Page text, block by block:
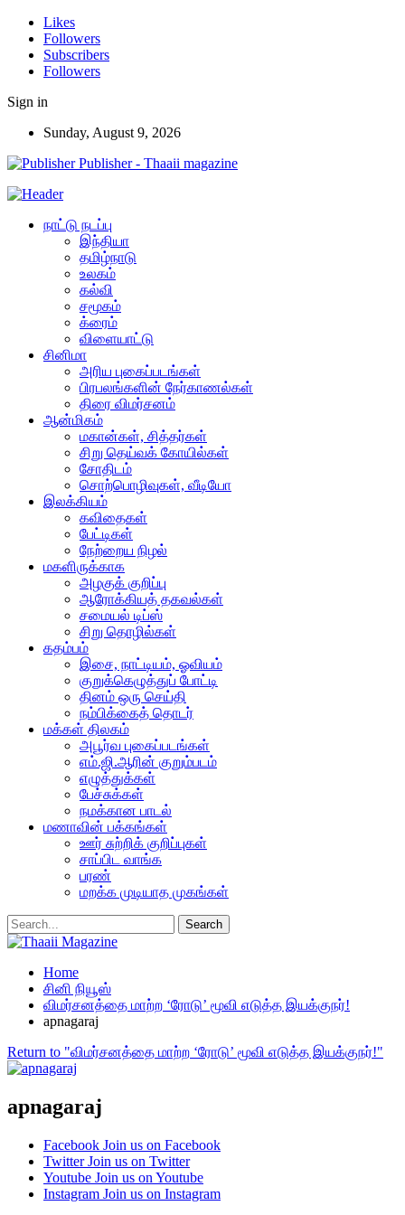
Likes
Followers
Subscribers
Followers
Sign in
Sunday, August 9, 2026
Publisher - Thaaii magazine
நாட்டு நடப்பு
இந்தியா
தமிழ்நாடு
உலகம்
கல்வி
சமூகம்
க்ரைம்
விளையாட்டு
சினிமா
அரிய புகைப்படங்கள்
பிரபலங்களின் நேர்காணல்கள்
திரை விமர்சனம்
ஆன்மிகம்
மகான்கள், சித்தர்கள்
சிறு தெய்வக் கோயில்கள்
சோதிடம்
சொற்பொழிவுகள், வீடியோ
இலக்கியம்
கவிதைகள்
பேட்டிகள்
நேற்றைய நிழல்
மகளிருக்காக
அழகுக் குறிப்பு
ஆரோக்கியத் தகவல்கள்
சமையல் டிப்ஸ்
சிறு தொழில்கள்
கதம்பம்
இசை, நாட்டியம், ஓவியம்
குறுக்கெழுத்துப் போட்டி
தினம் ஒரு செய்தி
நம்பிக்கைத் தொடர்
மக்கள் திலகம்
அபூர்வ புகைப்படங்கள்
எம்.ஜி.ஆரின் குறும்படம்
எழுத்துக்கள்
பேச்சுக்கள்
நமக்கான பாடல்
மணாவின் பக்கங்கள்
ஊர் சுற்றிக் குறிப்புகள்
சாப்பிட வாங்க
பரண்
மறக்க முடியாத முகங்கள்
Home
சினி நியூஸ்
விமர்சனத்தை மாற்ற ‘ரோடு’ மூவி எடுத்த இயக்குநர்!
apnagaraj
Return to "விமர்சனத்தை மாற்ற ‘ரோடு’ மூவி எடுத்த இயக்குநர்!"
apnagaraj
Facebook Join us on Facebook
Twitter Join us on Twitter
Youtube Join us on Youtube
Instagram Join us on Instagram